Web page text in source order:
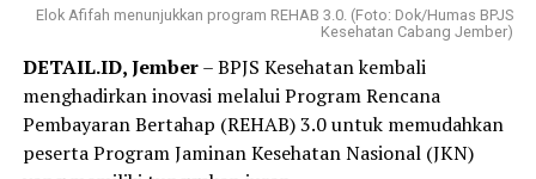
Elok Afifah menunjukkan program REHAB 3.0. (Foto: Dok/Humas BPJS
Kesehatan Cabang Jember)
DETAIL.ID, Jember– BPJS Kesehatan kembali
menghadirkan inovasi melalui Program Rencana
Pembayaran Bertahap (REHAB) 3.0 untuk memudahkan
peserta Program Jaminan Kesehatan Nasional (JKN)